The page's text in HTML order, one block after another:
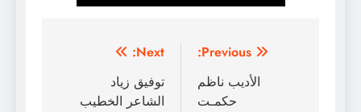
تصفّح
المقالات
Previous:
الأديب ناظم
حكمـت
Next:
توفيق زياد
الشاعر الخطيب